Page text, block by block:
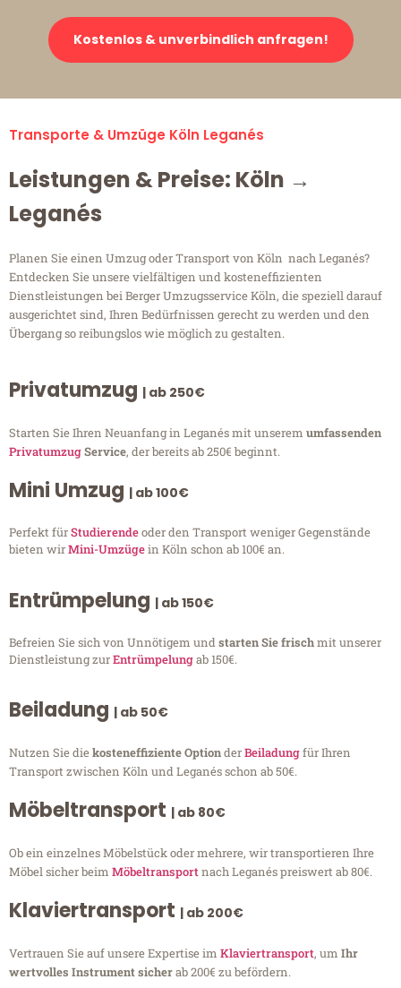
Kostenlos & unverbindlich anfragen!
Transporte & Umzüge Köln Leganés
Leistungen & Preise: Köln →
Leganés
Planen Sie einen Umzug oder Transport von Köln nach Leganés?
Entdecken Sie unsere vielfältigen und kosteneffizienten
Dienstleistungen bei Berger Umzugsservice Köln, die speziell darauf
ausgerichtet sind, Ihren Bedürfnissen gerecht zu werden und den
Übergang so reibungslos wie möglich zu gestalten.
Privatumzug | ab 250€
Starten Sie Ihren Neuanfang in Leganés mit unserem umfassenden
PrivatumzugService, der bereits ab 250€ beginnt.
Mini Umzug | ab 100€
Perfekt fürStudierendeoder den Transport weniger Gegenstände
bieten wirMini-Umzügein Köln schon ab 100€ an.
Entrümpelung | ab 150€
Befreien Sie sich von Unnötigem undstarten Sie frischmit unserer
Dienstleistung zurEntrümpelungab 150€.
Beiladung | ab 50€
Nutzen Sie diekosteneffiziente OptionderBeiladungfür Ihren
Transport zwischen Köln und Leganés schon ab 50€.
Möbeltransport | ab 80€
Ob ein einzelnes Möbelstück oder mehrere, wir transportieren Ihre
Möbel sicher beim Möbeltransportnach Leganés preiswert ab 80€.
Klaviertransport | ab 200€
Vertrauen Sie auf unsere Expertise im Klaviertransport, um Ihr
wertvolles Instrument sicherab 200€ zu befördern.